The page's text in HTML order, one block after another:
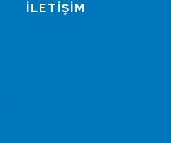
İLETİŞİM